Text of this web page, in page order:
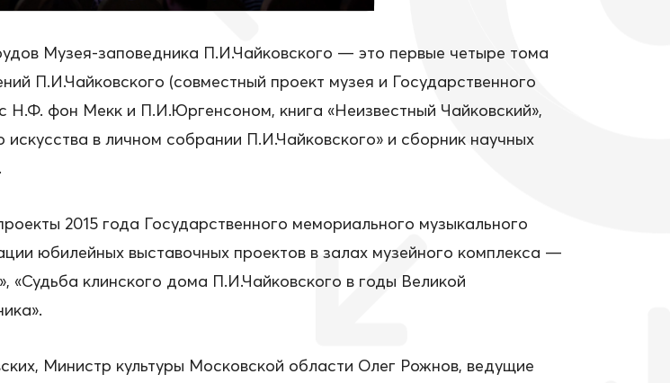
Музея-заповедника П.И.Чайковского — это первые четыре тома
П.И.Чайковского (совместный проект музея и Государственного
Н.Ф. фон Мекк и П.И.Юргенсоном, книга «Неизвестный Чайковский»,
в личном собрании П.И.Чайковского» и сборник научных
2015 года Государственного мемориального музыкального
юбилейных выставочных проектов в залах музейного комплекса —
«Судьба клинского дома П.И.Чайковского в годы Великой
Министр культуры Московской области Олег Рожнов, ведущие